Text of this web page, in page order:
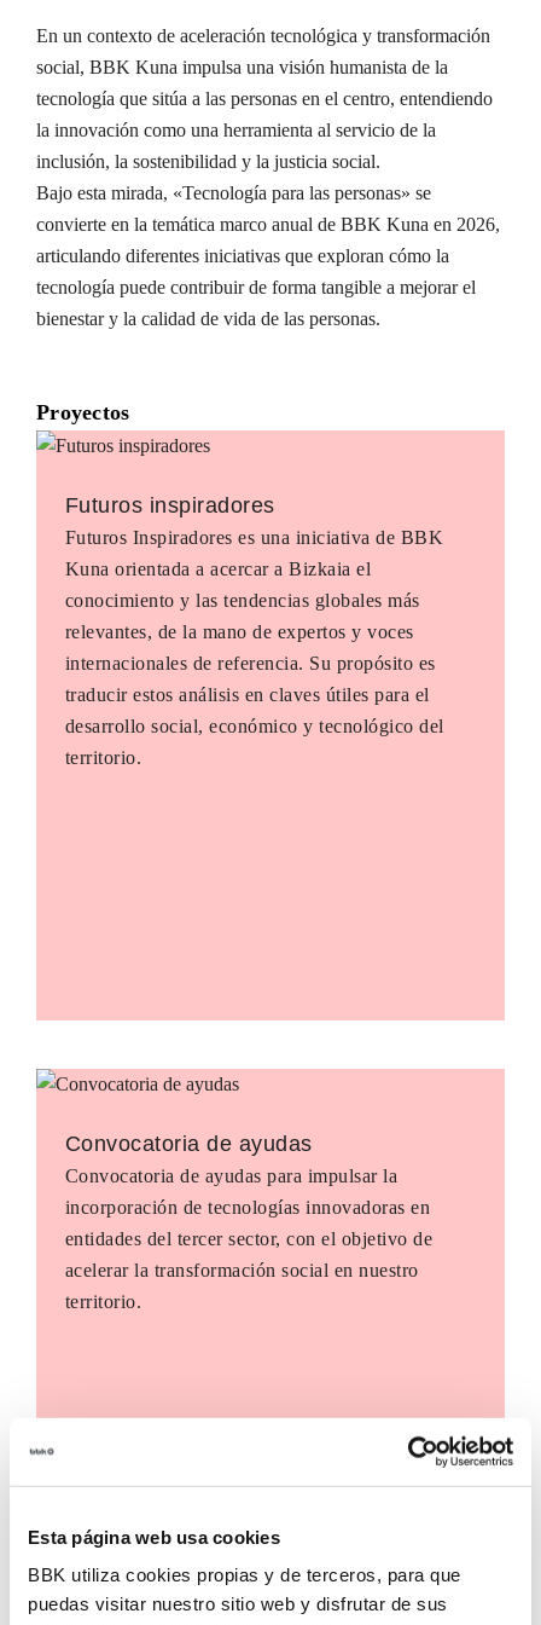
Esta página web usa cookies
BBK utiliza cookies propias y de terceros, para que
puedas visitar nuestro sitio web y disfrutar de sus
En un contexto de aceleración tecnológica y transformación
social, BBK Kuna impulsa una visión humanista de la
tecnología que sitúa a las personas en el centro, entendiendo
la innovación como una herramienta al servicio de la
inclusión, la sostenibilidad y la justicia social.
Bajo esta mirada, «Tecnología para las personas» se
convierte en la temática marco anual de BBK Kuna en 2026,
articulando diferentes iniciativas que exploran cómo la
tecnología puede contribuir de forma tangible a mejorar el
bienestar y la calidad de vida de las personas.
Proyectos
Futuros inspiradores
Futuros Inspiradores es una iniciativa de BBK
Kuna orientada a acercar a Bizkaia el
conocimiento y las tendencias globales más
relevantes, de la mano de expertos y voces
internacionales de referencia. Su propósito es
traducir estos análisis en claves útiles para el
desarrollo social, económico y tecnológico del
territorio.
Convocatoria de ayudas
Convocatoria de ayudas para impulsar la
incorporación de tecnologías innovadoras en
entidades del tercer sector, con el objetivo de
acelerar la transformación social en nuestro
territorio.